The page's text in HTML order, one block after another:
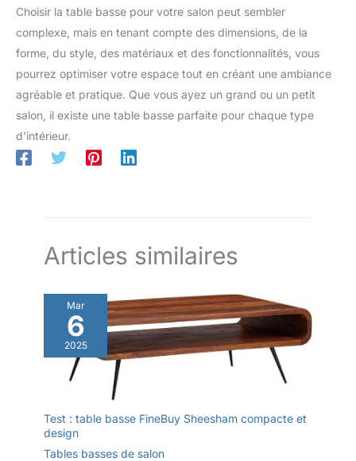
Choisir la table basse pour votre salon peut sembler
complexe, mais en tenant compte des dimensions, de la
forme, du style, des matériaux et des fonctionnalités, vous
pourrez optimiser votre espace tout en créant une ambiance
agréable et pratique. Que vous ayez un grand ou un petit
salon, il existe une table basse parfaite pour chaque type
d’intérieur.
Articles similaires
Mar
6
2025
Test : table basse FineBuy Sheesham compacte et
design
Tables basses de salon